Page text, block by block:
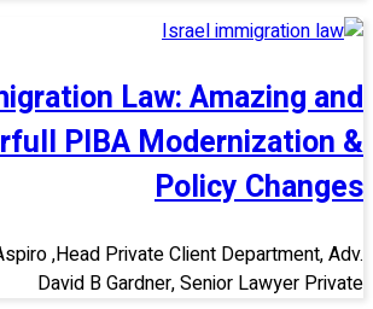
Law: Amazing and
PIBA Modernization &
Policy Changes
,Head Private Client Department, Adv.
David B Gardner, Senior Lawyer Private